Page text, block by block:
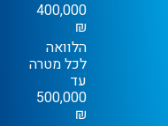
400,000
₪
הלוואה
לכל מטרה
עד
500,000
₪